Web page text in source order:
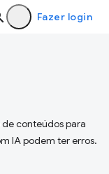
Fazer login
conteúdos para
IA podem ter erros.